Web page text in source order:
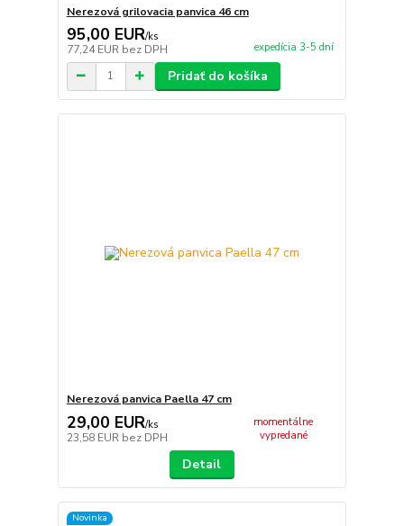
Nerezová grilovacia panvica 46 cm
95,00 EUR/ks
77,24 EUR bez DPH expedícia 3-5 dní
Pridať do košíka
Nerezová panvica Paella 47 cm
29,00 EUR/ks
23,58 EUR bez DPH
momentálne
vypredané
Detail
Novinka